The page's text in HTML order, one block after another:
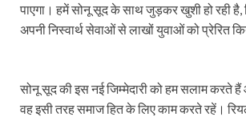
पाएगा। हमें सोनू सूद के साथ जुड़कर खुशी हो रही है,
अपनी निस्वार्थ सेवाओं से लाखों युवाओं को प्रेरित
सोनू सूद की इस नई जिम्मेदारी को हम सलाम करते
वह इसी तरह समाज हित के लिए काम करते रहें।